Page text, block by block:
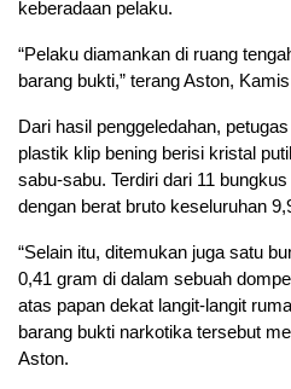
keberadaan pelaku.
“Pelaku diamankan di ruang
barang bukti,” terang Aston,
Dari hasil penggeledahan,
plastik klip bening berisi kristal
sabu-sabu. Terdiri dari 11
dengan berat bruto keseluruhan
“Selain itu, ditemukan juga satu
0,41 gram di dalam sebuah
atas papan dekat langit-langit
barang bukti narkotika tersebut
Aston.